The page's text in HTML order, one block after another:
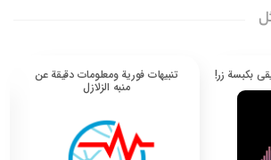
بكبسة زر! تنبيهات فورية ومعلومات دقيقة عن
منبه الزلازل